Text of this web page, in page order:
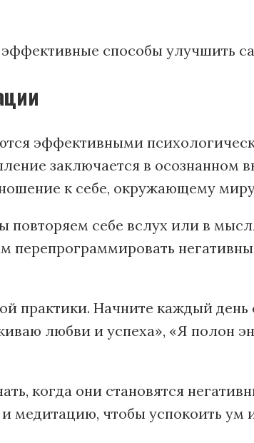
способы улучшить
эффективными
заключается в осознанном
к себе, окружающему
себе вслух или в
практики. Начните каждый
любви и успеха», «Я полон
когда они становятся
медитацию, чтобы успокоить ум